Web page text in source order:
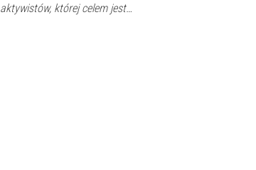
aktywistów, której celem jest…